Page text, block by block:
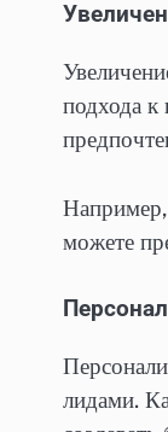
подхода к
Например,
можете
лидами.